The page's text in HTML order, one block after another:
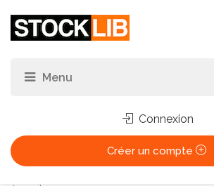
Connexion
Créer un compte